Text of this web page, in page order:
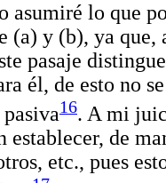
asumiré lo que
(a) y (b), ya que,
pasaje
él, de esto no
16. A mi
establecer, de
etc., pues